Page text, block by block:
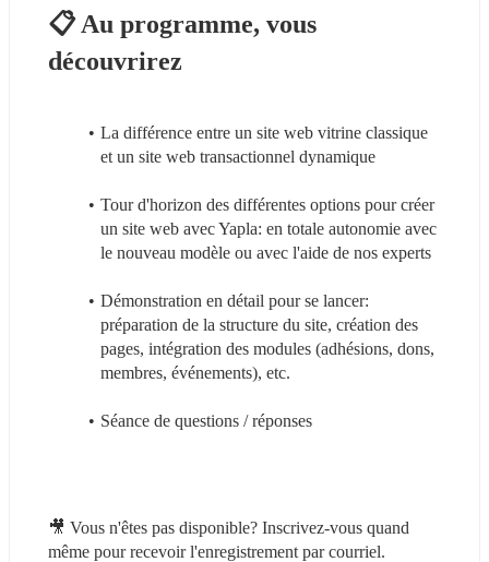
📋 Au programme, vous
découvrirez
La différence entre un site web vitrine classique
et un site web transactionnel dynamique
Tour d'horizon des différentes options pour créer
un site web avec Yapla: en totale autonomie avec
le nouveau modèle ou avec l'aide de nos experts
Démonstration en détail pour se lancer:
préparation de la structure du site, création des
pages, intégration des modules (adhésions, dons,
membres, événements), etc.
Séance de questions / réponses
🎥 Vous n'êtes pas disponible? Inscrivez-vous quand
même pour recevoir l'enregistrement par courriel.